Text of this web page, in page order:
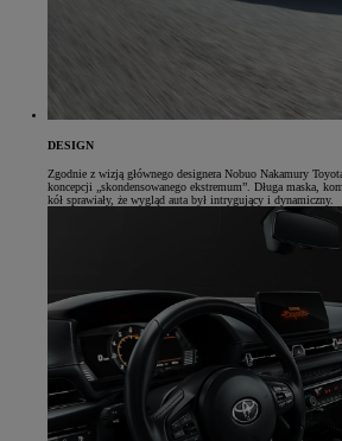
DESIGN
Zgodnie z wizją głównego designera Nobuo Nakamury
koncepcji „skondensowanego ekstremum”. Długa maska,
kół sprawiały, że wygląd auta był intrygujący i dynamiczny.